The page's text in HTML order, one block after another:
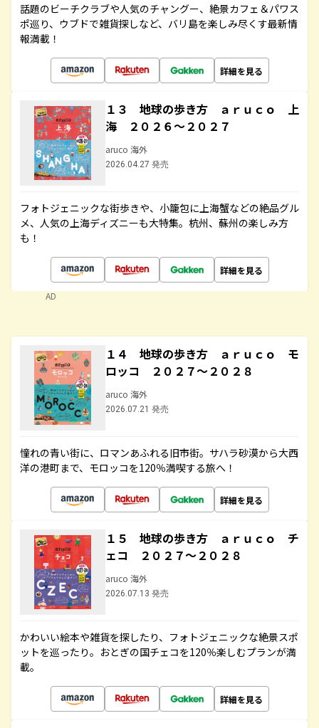
話題のビーチクラブや人気のチャングー、絶景カフェ＆パワス
ポ巡り、ウブドで雑貨探しなど、バリ島を楽しみ尽くす最新情
報満載！
詳細を見る
１３ 地球の歩き方 ａｒｕｃｏ 上
海 ２０２６～２０２７
aruco 海外
2026.04.27 発売
フォトジェニックな街歩きや、小籠包に上海蟹などの絶品グル
メ、人気の上海ディズニーも大特集。杭州、蘇州の楽しみ方
も！
詳細を見る
AD
１４ 地球の歩き方 ａｒｕｃｏ モ
ロッコ ２０２７～２０２８
aruco 海外
2026.07.21 発売
憧れの青い街に、ロマンあふれる旧市街。サハラ砂漠から大西
洋の港町まで、モロッコを120％満喫する旅へ！
詳細を見る
１５ 地球の歩き方 ａｒｕｃｏ チ
ェコ ２０２７～２０２８
aruco 海外
2026.07.13 発売
かわいい絵本や雑貨を探したり、フォトジェニックな絶景スポ
ットを巡ったり。おとぎの国チェコを120％楽しむプランが満
載。
詳細を見る